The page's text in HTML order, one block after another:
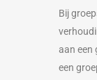
Bij
aan een
een